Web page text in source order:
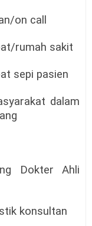
on call
rumah sakit
sepi pasien
dalam
Dokter Ahli
konsultan